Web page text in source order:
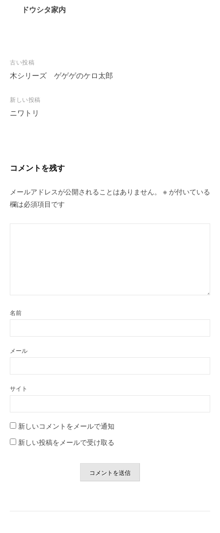
ドウシタ家内
投
稿
ビ
ゲ
ン
古い投稿
木シリーズ ゲゲゲのケロ太郎
新しい投稿
ニワトリ
コメントを残す
メールアドレスが公開されることはありません。 ※ が付いている
欄は必須項目です
名前
メール
サイト
新しいコメントをメールで通知
新しい投稿をメールで受け取る